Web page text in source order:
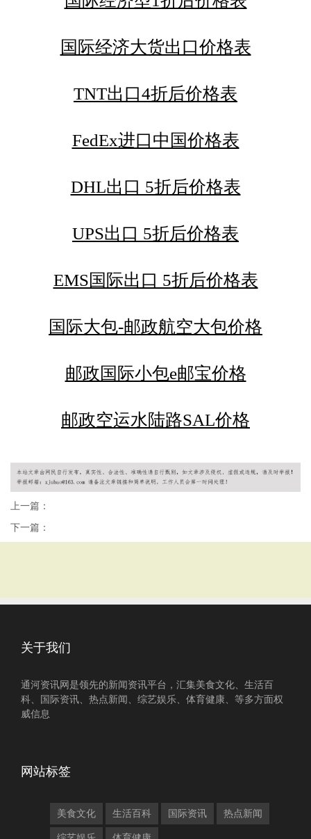
国际经济大货出口价格表
TNT出口4折后价格表
FedEx进口中国价格表
DHL出口 5折后价格表
UPS出口 5折后价格表
EMS国际出口 5折后价格表
国际大包-邮政航空大包价格
邮政国际小包e邮宝价格
邮政空运水陆路SAL价格
上一篇：
下一篇：
关于我们
通河资讯网是领先的新闻资讯平台，汇集美食文化、生活百
科、国际资讯、热点新闻、综艺娱乐、体育健康、等多方面权
威信息
网站标签
美食文化 生活百科 国际资讯 热点新闻